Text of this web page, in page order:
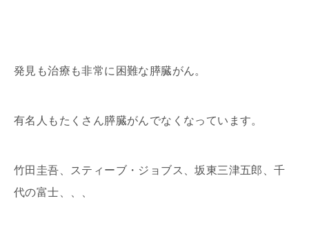
発見も治療も非常に困難な膵臓がん。
有名人もたくさん膵臓がんでなくなっています。
竹田圭吾、スティーブ・ジョブス、坂東三津五郎、千
代の富士、、、